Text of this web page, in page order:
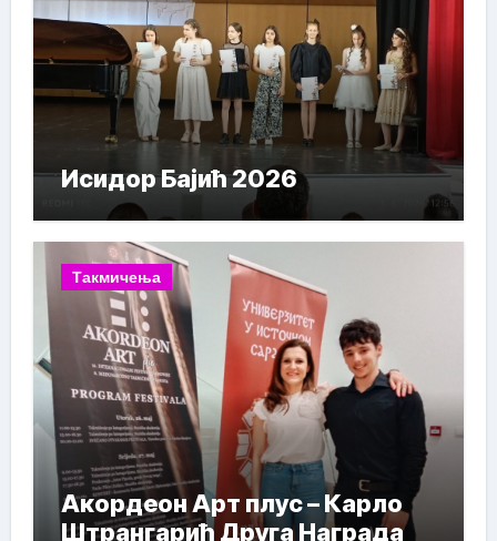
Исидор Бајић 2026
Такмичења
Акордеон Арт плус – Карло
Штрангарић Друга Награда